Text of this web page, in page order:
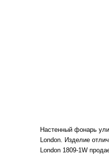
Настенный фонарь
London. Изделие
London 1809-1W